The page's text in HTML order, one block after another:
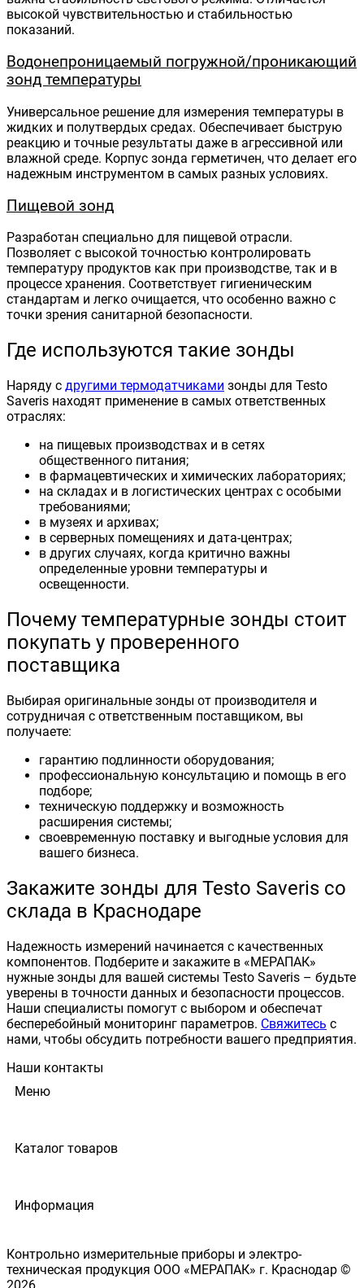
высокой чувствительностью и стабильностью
показаний.
Водонепроницаемый погружной/проникающий
зонд температуры
Универсальное решение для измерения температуры в
жидких и полутвердых средах. Обеспечивает быструю
реакцию и точные результаты даже в агрессивной или
влажной среде. Корпус зонда герметичен, что делает его
надежным инструментом в самых разных условиях.
Пищевой зонд
Разработан специально для пищевой отрасли.
Позволяет с высокой точностью контролировать
температуру продуктов как при производстве, так и в
процессе хранения. Соответствует гигиеническим
стандартам и легко очищается, что особенно важно с
точки зрения санитарной безопасности.
Где используются такие зонды
Наряду с другими термодатчиками зонды для Testo
Saveris находят применение в самых ответственных
отраслях:
на пищевых производствах и в сетях
общественного питания;
в фармацевтических и химических лабораториях;
на складах и в логистических центрах с особыми
требованиями;
в музеях и архивах;
в серверных помещениях и дата-центрах;
в других случаях, когда критично важны
определенные уровни температуры и
освещенности.
Почему температурные зонды стоит
покупать у проверенного
поставщика
Выбирая оригинальные зонды от производителя и
сотрудничая с ответственным поставщиком, вы
получаете:
гарантию подлинности оборудования;
профессиональную консультацию и помощь в его
подборе;
техническую поддержку и возможность
расширения системы;
своевременную поставку и выгодные условия для
вашего бизнеса.
Закажите зонды для Testo Saveris со
склада в Краснодаре
Надежность измерений начинается с качественных
компонентов. Подберите и закажите в «МЕРАПАК»
нужные зонды для вашей системы Testo Saveris – будьте
уверены в точности данных и безопасности процессов.
Наши специалисты помогут с выбором и обеспечат
бесперебойный мониторинг параметров. Свяжитесь с
нами, чтобы обсудить потребности вашего предприятия.
Наши контакты
Меню
Каталог товаров
Информация
Контрольно измерительные приборы и электро-
техническая продукция ООО «МЕРАПАК» г. Краснодар ©